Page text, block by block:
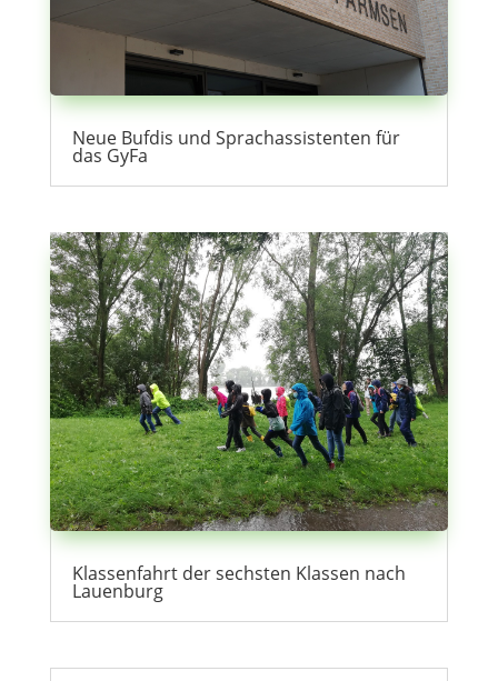
Neue Bufdis und Sprachassistenten für
das GyFa
Klassenfahrt der sechsten Klassen nach
Lauenburg